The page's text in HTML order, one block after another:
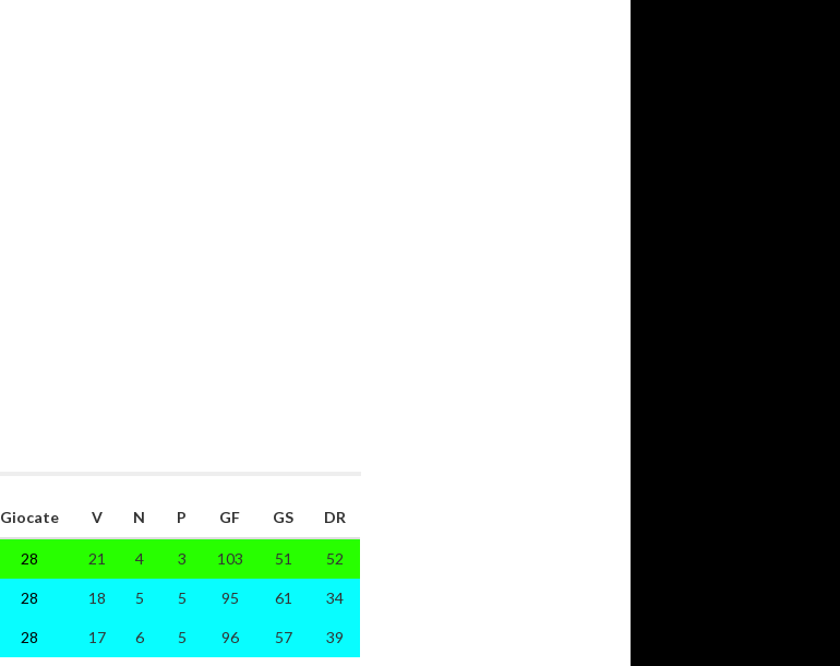
Giocate V N P GF GS DR
28 21 4 3 103 51 52
28 18 5 5 95 61 34
28 17 6 5 96 57 39